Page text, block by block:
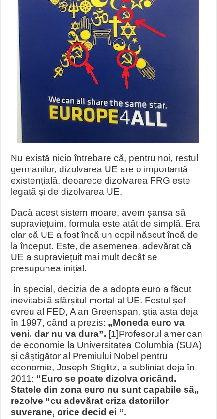
Nu există nicio întrebare că, pentru noi, restul
germanilor, dizolvarea UE are o importanță
existențială, deoarece dizolvarea FRG este
legată și de dizolvarea UE.
Dacă acest sistem moare, avem șansa să
supraviețuim, formula este atât de simplă. Era
clar că UE a fost încă un copil născut încă de
la început. Este, de asemenea, adevărat că
UE a supraviețuit mai mult decât se
presupunea inițial.
În special, decizia de a adopta euro a făcut
inevitabilă sfârșitul mortal al UE. Fostul șef
evreu al FED, Alan Greenspan, știa asta deja
în 1997, când a prezis: „Moneda euro va
veni, dar nu va dura”. [1]Profesorul american
de economie la Universitatea Columbia (SUA)
și câștigător al Premiului Nobel pentru
economie, Joseph Stiglitz, a subliniat deja în
2011: “Euro se poate dizolva oricând.
Statele din zona euro nu sunt capabile să„
rezolve “cu adevărat criza datoriilor
suverane, orice decid ei ”.